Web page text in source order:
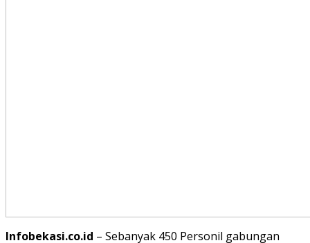
Infobekasi.co.id – Sebanyak 450 Personil gabungan